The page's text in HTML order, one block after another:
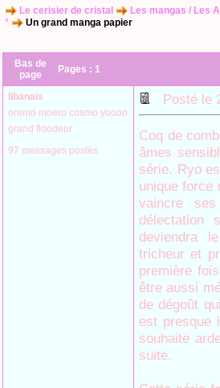
Le cerisier de cristal Les mangas / Les
°
Un grand manga papier
Bas de
page
Pages : 1
libanais
oremo moero cosmo yoooo
grand floodeur
97 messages postés
Posté le
Coq de
âmes
série. Ryo
unique force
vaincre
délectation
deviendra
tricheur et
première
être aussi
de dégoût
est presque
souhaite
suite.